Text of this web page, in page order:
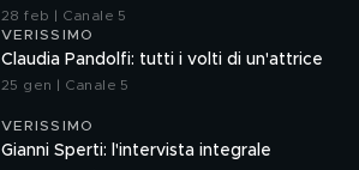
28 feb | Canale 5
VERISSIMO
Claudia Pandolfi: tutti i volti di un'attrice
25 gen | Canale 5
VERISSIMO
Gianni Sperti: l'intervista integrale